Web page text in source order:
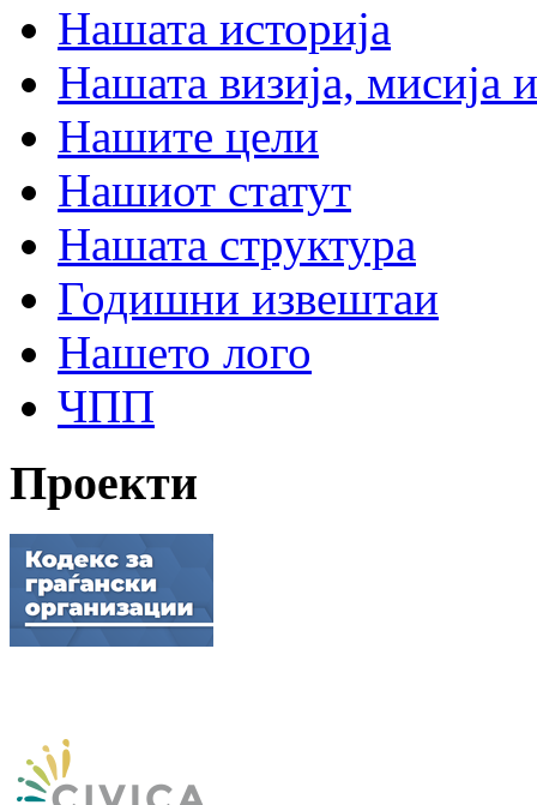
Нашата историја
Нашата визија, мисија и
Нашите цели
Нашиот статут
Нашата структура
Годишни извештаи
Нашето лого
ЧПП
Проекти